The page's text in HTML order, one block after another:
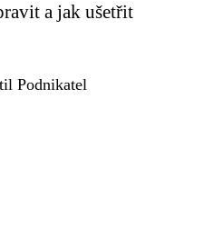
a jak ušetřit